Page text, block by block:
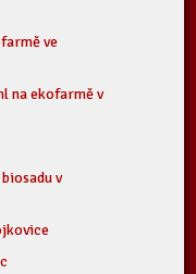
ve
na ekofarmě v
v